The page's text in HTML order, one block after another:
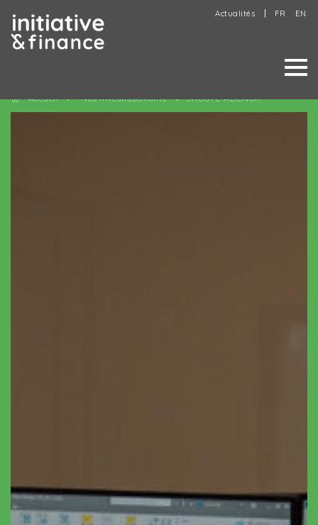
Actualités FR EN
Accueil Nos investissements GROUPE ALIENOR